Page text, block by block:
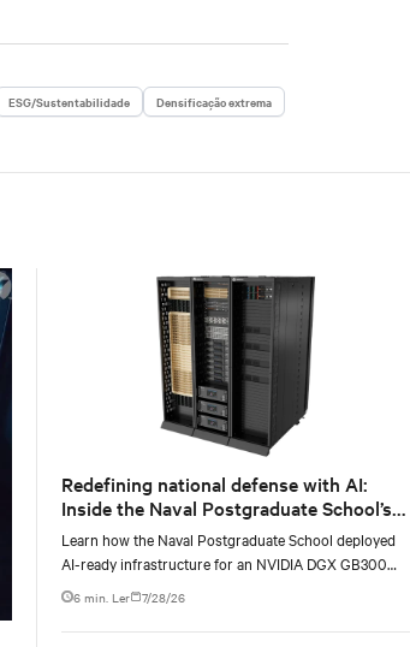
ESG/Sustentabilidade
Densificação extrema
Redefining national defense with AI:
Inside the Naval Postgraduate School’s
AI infrastructure deployment
Learn how the Naval Postgraduate School deployed
AI-ready infrastructure for an NVIDIA DGX GB300
Blackwell-based NVL72 system within an existing
facility, creating a repeatable model for high-density,
liquid-cooled AI environments.
6 min. Ler 7/28/26